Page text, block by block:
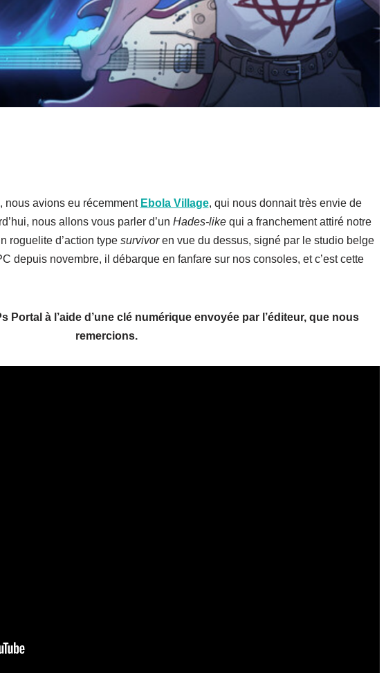
nous avions eu récemment Ebola Village, qui nous donnait très envie de
nous allons vous parler d’un Hades-likequi a franchement attiré notre
roguelite d’action type survivoren vue du dessus, signé par le studio belge
depuis novembre, il débarque en fanfare sur nos consoles, et c’est cette
Portal à l’aide d’une clé numérique envoyée par l’éditeur, que nous
remercions.